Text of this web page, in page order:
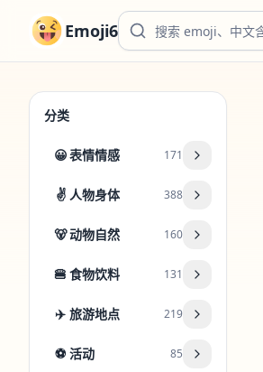
Emoji6
分类
😀表情情感 171
✌️ 人物身体 388
🐻动物自然 160
🍔 食物饮料 131
✈️ 旅游地点 219
⚽ 活动 85